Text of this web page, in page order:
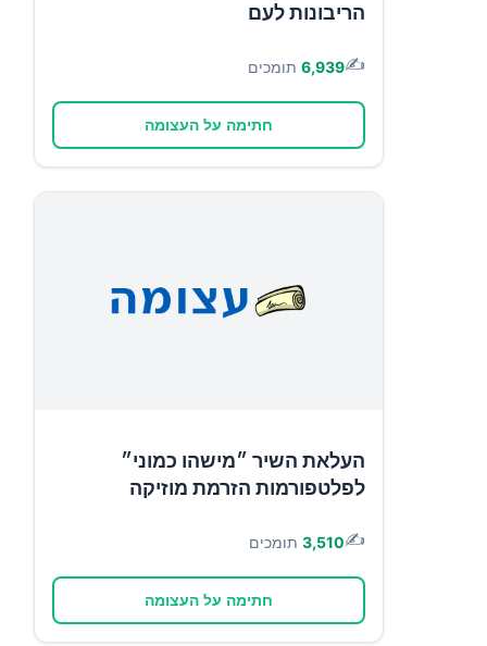
הריבונות לעם
✍️
6,939 תומכים
חתימה על העצומה
העלאת השיר ״מישהו כמוני״
לפלטפורמות הזרמת מוזיקה
✍️
3,510 תומכים
חתימה על העצומה